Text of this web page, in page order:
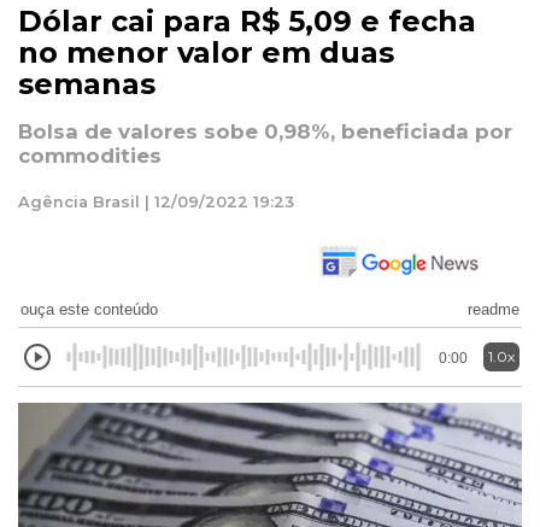
Dólar cai para R$ 5,09 e fecha
no menor valor em duas
semanas
Bolsa de valores sobe 0,98%, beneficiada por
commodities
Agência Brasil | 12/09/2022 19:23
ouça este conteúdo readme
0:00 1.0x